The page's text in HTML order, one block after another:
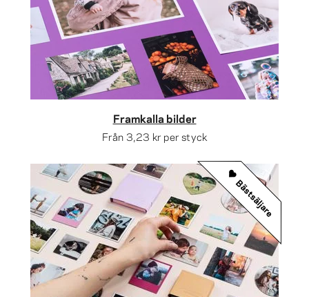
Framkalla bilder
Från 3,23 kr per styck
Bästsäljare